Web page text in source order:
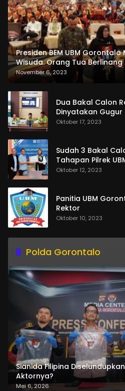
Presiden BEM UBM
Wisuda. Orang Tua Berlinang
dan Pemasangan Salempang
November 6, 2023
Dua Bakal Calon
Dinyatakan Gugur
Oktober 17, 2023
Sudah 3 Bakal
Tahapan Pilrek
Oktober 12, 2023
Panitia UBM
Rektor
Oktober 10, 2023
Polda Gorontalo
Sianida Filipina
Aktornya?
Mei 6, 2026